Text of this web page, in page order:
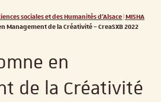
sociales et des Humanités d'Alsace | MISHA
Management de la Créativité – CreaSXB 2022
en
de la Créativité